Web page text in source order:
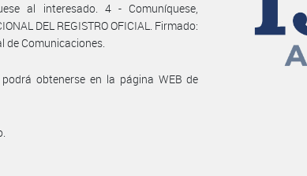
al interesado. 4 - Comuníquese,
DEL REGISTRO OFICIAL. Firmado:
de Comunicaciones.
obtenerse en la página WEB de